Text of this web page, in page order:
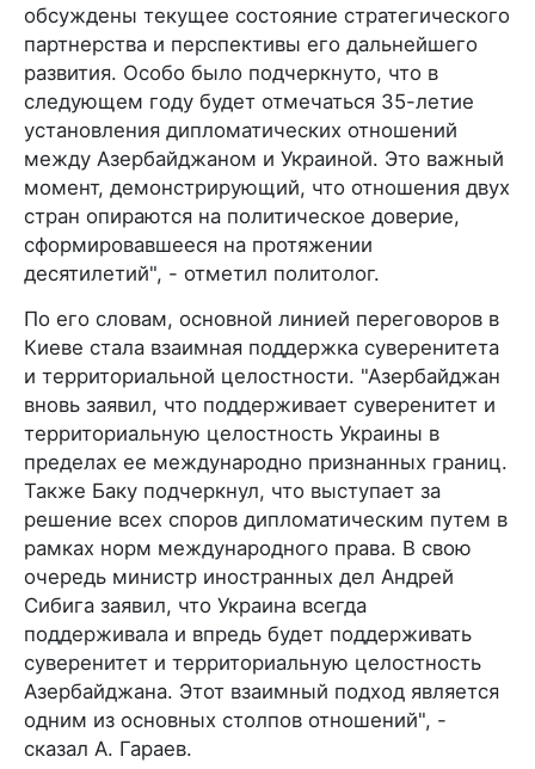
обсуждены текущее состояние стратегического
партнерства и перспективы его дальнейшего
развития. Особо было подчеркнуто, что в
следующем году будет отмечаться 35-летие
установления дипломатических отношений
между Азербайджаном и Украиной. Это важный
момент, демонстрирующий, что отношения двух
стран опираются на политическое доверие,
сформировавшееся на протяжении
десятилетий", - отметил политолог.
По его словам, основной линией переговоров в
Киеве стала взаимная поддержка суверенитета
и территориальной целостности. "Азербайджан
вновь заявил, что поддерживает суверенитет и
территориальную целостность Украины в
пределах ее международно признанных границ.
Также Баку подчеркнул, что выступает за
решение всех споров дипломатическим путем в
рамках норм международного права. В свою
очередь министр иностранных дел Андрей
Сибига заявил, что Украина всегда
поддерживала и впредь будет поддерживать
суверенитет и территориальную целостность
Азербайджана. Этот взаимный подход является
одним из основных столпов отношений", -
сказал А. Гараев.